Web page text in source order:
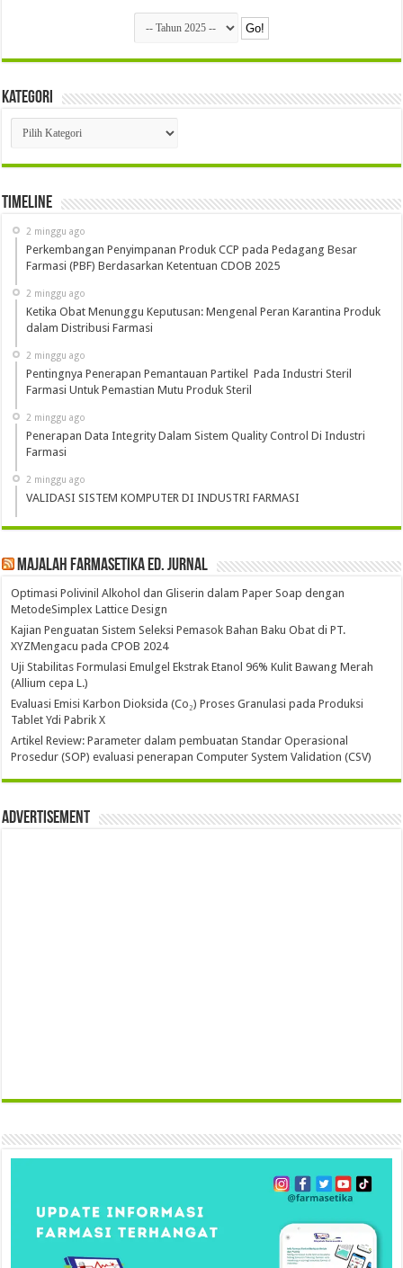
Kategori
Kategori
Timeline
2 minggu ago
Perkembangan Penyimpanan Produk CCP pada Pedagang Besar
Farmasi (PBF) Berdasarkan Ketentuan CDOB 2025
2 minggu ago
Ketika Obat Menunggu Keputusan: Mengenal Peran Karantina Produk
dalam Distribusi Farmasi
2 minggu ago
Pentingnya Penerapan Pemantauan Partikel Pada Industri Steril
Farmasi Untuk Pemastian Mutu Produk Steril
2 minggu ago
Penerapan Data Integrity Dalam Sistem Quality Control Di Industri
Farmasi
2 minggu ago
VALIDASI SISTEM KOMPUTER DI INDUSTRI FARMASI
Majalah Farmasetika Ed. Jurnal
Optimasi Polivinil Alkohol dan Gliserin dalam Paper Soap dengan
MetodeSimplex Lattice Design
Kajian Penguatan Sistem Seleksi Pemasok Bahan Baku Obat di PT.
XYZMengacu pada CPOB 2024
Uji Stabilitas Formulasi Emulgel Ekstrak Etanol 96% Kulit Bawang Merah
(Allium cepa L.)
Evaluasi Emisi Karbon Dioksida (Co₂) Proses Granulasi pada Produksi
Tablet Ydi Pabrik X
Artikel Review: Parameter dalam pembuatan Standar Operasional
Prosedur (SOP) evaluasi penerapan Computer System Validation (CSV)
Advertisement